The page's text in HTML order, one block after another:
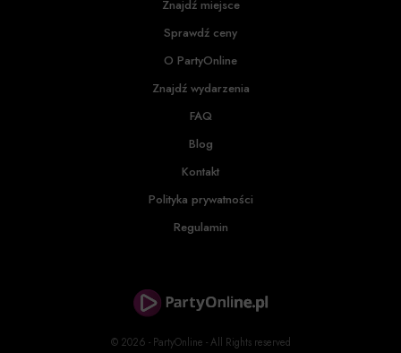
© 2026 - PartyOnline - All Rights reserved
Znajdź miejsce
Sprawdź ceny
O PartyOnline
Znajdź wydarzenia
FAQ
Blog
Kontakt
Polityka prywatności
Regulamin